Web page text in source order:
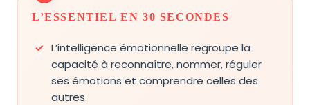
L’ESSENTIEL EN 30 SECONDES
L’intelligence émotionnelle regroupe la
capacité à reconnaître, nommer, réguler
ses émotions et comprendre celles des
autres.